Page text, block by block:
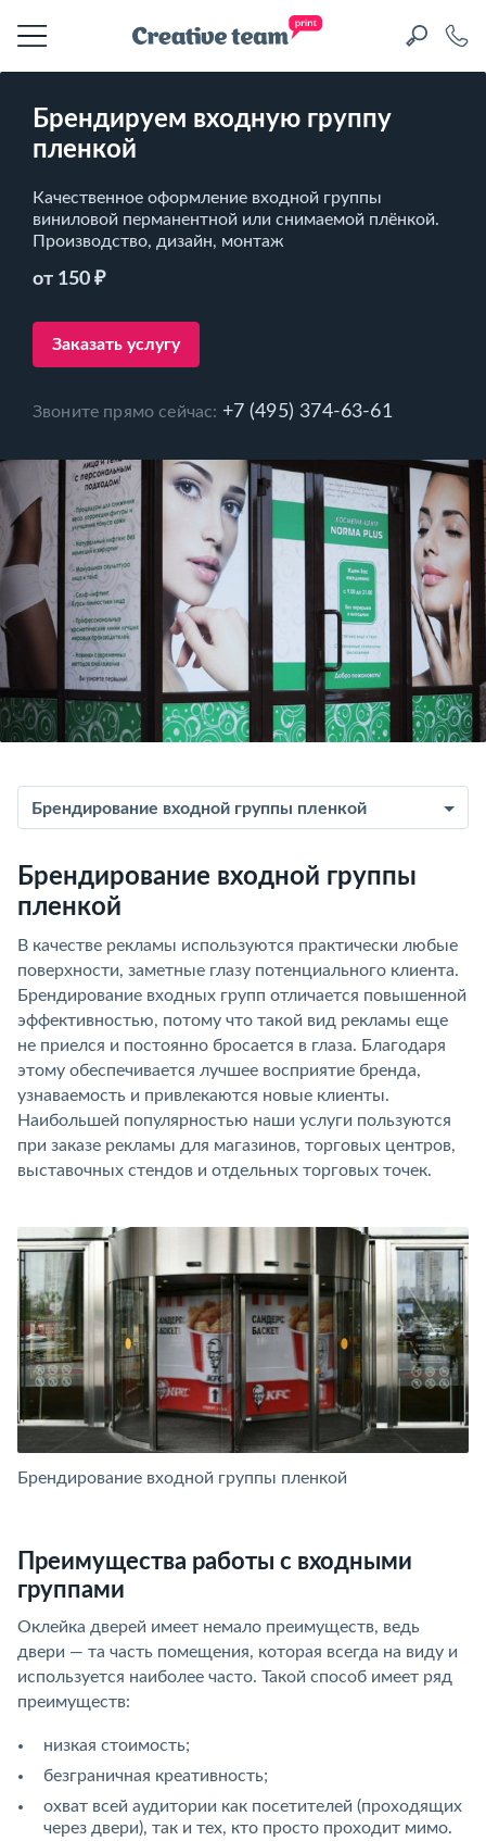
Брендируем входную группу
пленкой
Качественное оформление входной группы
виниловой перманентной или снимаемой плёнкой.
Производство, дизайн, монтаж
от 150 ₽
Заказать услугу
Звоните прямо сейчас: +7 (495) 374-63-61
Брендирование входной группы пленкой
Брендирование входной группы
пленкой
В качестве рекламы используются практически любые
поверхности, заметные глазу потенциального клиента.
Брендирование входных групп отличается повышенной
эффективностью, потому что такой вид рекламы еще
не приелся и постоянно бросается в глаза. Благодаря
этому обеспечивается лучшее восприятие бренда,
узнаваемость и привлекаются новые клиенты.
Наибольшей популярностью наши услуги пользуются
при заказе рекламы для магазинов, торговых центров,
выставочных стендов и отдельных торговых точек.
Брендирование входной группы пленкой
Преимущества работы с входными
группами
Оклейка дверей имеет немало преимуществ, ведь
двери — та часть помещения, которая всегда на виду и
используется наиболее часто. Такой способ имеет ряд
преимуществ:
низкая стоимость;
безграничная креативность;
охват всей аудитории как посетителей (проходящих
через двери), так и тех, кто просто проходит мимо.